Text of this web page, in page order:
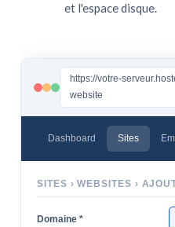
et l'espace disque.
https://votre-
website
Dashboard Sites
SITES › WEBSITES ›
Domaine *